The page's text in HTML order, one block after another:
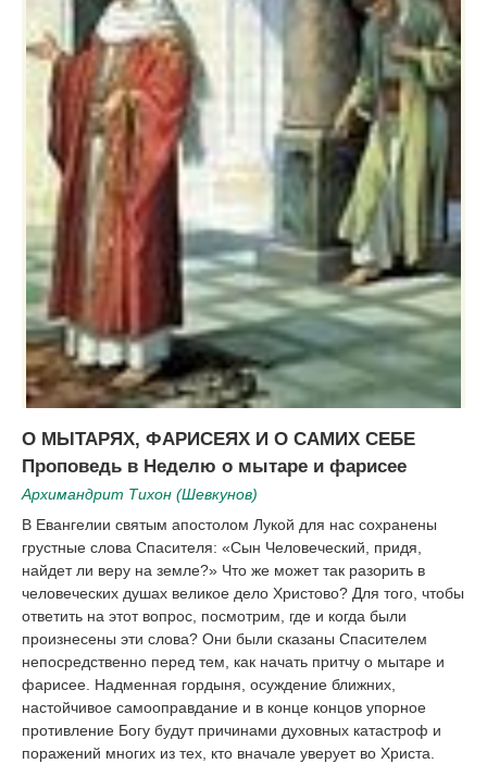
О МЫТАРЯХ, ФАРИСЕЯХ И О САМИХ СЕБЕ
Проповедь в Неделю о мытаре и фарисее
Архимандрит Тихон (Шевкунов)
В Евангелии святым апостолом Лукой для нас сохранены
грустные слова Спасителя: «Сын Человеческий, придя,
найдет ли веру на земле?» Что же может так разорить в
человеческих душах великое дело Христово? Для того, чтобы
ответить на этот вопрос, посмотрим, где и когда были
произнесены эти слова? Они были сказаны Спасителем
непосредственно перед тем, как начать притчу о мытаре и
фарисее. Надменная гордыня, осуждение ближних,
настойчивое самооправдание и в конце концов упорное
противление Богу будут причинами духовных катастроф и
поражений многих из тех, кто вначале уверует во Христа.